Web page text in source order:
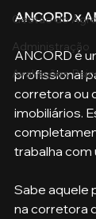
Gestão do
Administração
Avaliações
ANCORD x
ANCORD é
profissional
corretora ou
imobiliários.
trabalha com
Sabe aquele
na corretora